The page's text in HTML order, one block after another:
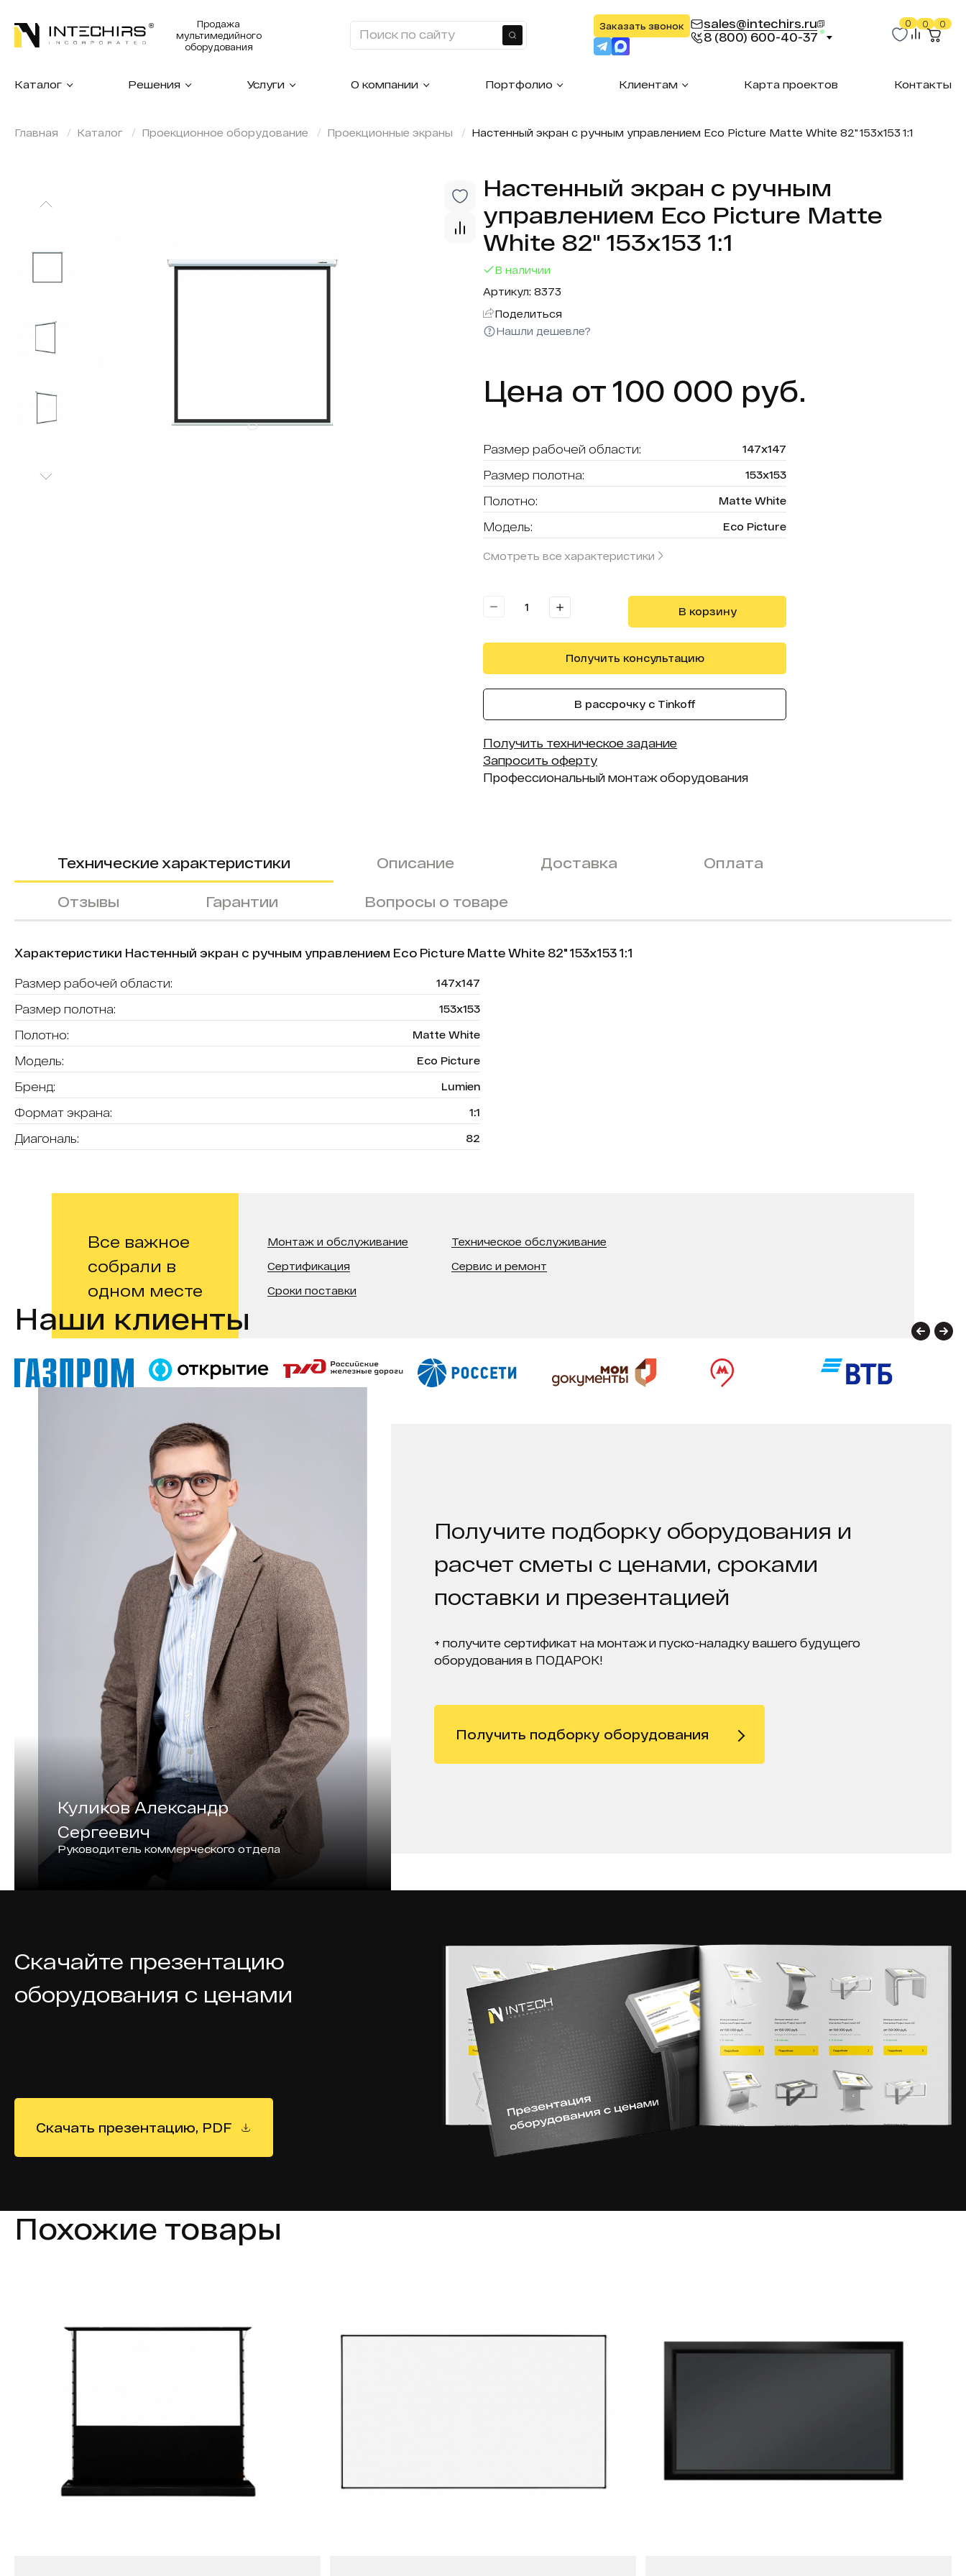
Продажа
мультимедийного
оборудования
Найти
Заказать звонок
sales@intechirs.ru
8 (800) 600-40-37
0 0 0
Каталог Решения Услуги О компании Портфолио Клиентам Карта проектов Контакты
Главная Каталог Проекционное оборудование Проекционные экраны Настенный экран с ручным управлением Eco Picture Matte White 82" 153х153 1:1
Настенный экран с ручным
управлением Eco Picture Matte
White 82" 153х153 1:1
В наличии
Артикул: 8373
Поделиться
Нашли дешевле?
Цена от 100 000 руб.
Размер рабочей области: 147х147
Размер полотна: 153х153
Полотно: Matte White
Модель: Eco Picture
Смотреть все характеристики
В корзину
Получить консультацию
В рассрочку с Tinkoff
Получить техническое задание
Запросить оферту
Профессиональный монтаж оборудования
Технические характеристики Описание Доставка Оплата
Отзывы Гарантии Вопросы о товаре
Характеристики Настенный экран с ручным управлением Eco Picture Matte White 82" 153х153 1:1
Размер рабочей области: 147х147
Размер полотна: 153х153
Полотно: Matte White
Модель: Eco Picture
Бренд: Lumien
Формат экрана: 1:1
Диагональ: 82
Все важное
собрали в
одном месте
Монтаж и обслуживание
Сертификация
Сроки поставки
Техническое обслуживание
Сервис и ремонт
Наши клиенты
Куликов Александр
Сергеевич
Руководитель коммерческого отдела
Получите подборку оборудования и
расчет сметы с ценами, сроками
поставки и презентацией
+ получите сертификат на монтаж и пуско-наладку вашего будущего
оборудования в ПОДАРОК!
Получить подборку оборудования
Скачайте презентацию
оборудования с ценами
Скачать презентацию, PDF
Похожие товары